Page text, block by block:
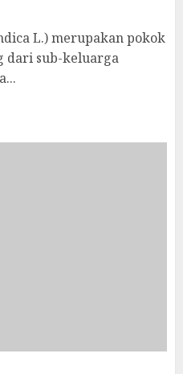
L.) merupakan pokok
dari sub-keluarga